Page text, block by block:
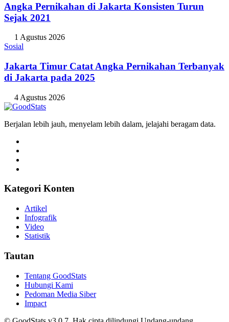
Angka Pernikahan di Jakarta Konsisten Turun
Sejak 2021
1 Agustus 2026
Sosial
Jakarta Timur Catat Angka Pernikahan Terbanyak
di Jakarta pada 2025
4 Agustus 2026
Berjalan lebih jauh, menyelam lebih dalam, jelajahi beragam data.
Kategori Konten
Artikel
Infografik
Video
Statistik
Tautan
Tentang GoodStats
Hubungi Kami
Pedoman Media Siber
Impact